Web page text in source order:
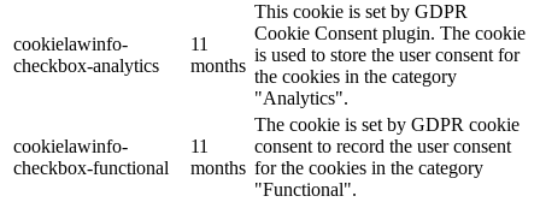
cookielawinfo-
checkbox-analytics
11
months
This cookie is set by GDPR
Cookie Consent plugin. The cookie
is used to store the user consent for
the cookies in the category
"Analytics".
cookielawinfo-
checkbox-functional
11
months
The cookie is set by GDPR cookie
consent to record the user consent
for the cookies in the category
"Functional".